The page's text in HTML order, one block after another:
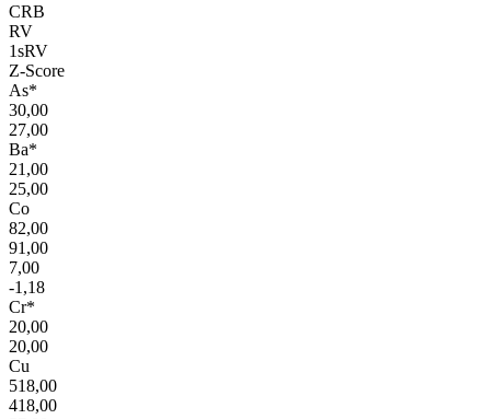
CRB
RV
1sRV
Z-Score
As*
30,00
27,00
Ba*
21,00
25,00
Co
82,00
91,00
7,00
-1,18
Cr*
20,00
20,00
Cu
518,00
418,00